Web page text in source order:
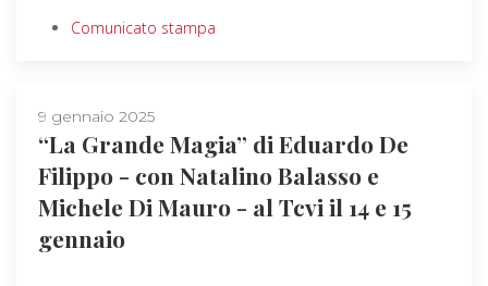
Comunicato stampa
9 gennaio 2025
“La Grande Magia” di Eduardo De
Filippo - con Natalino Balasso e
Michele Di Mauro - al Tcvi il 14 e 15
gennaio